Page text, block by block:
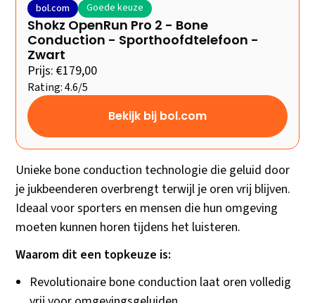
bol.com Goede keuze
Shokz OpenRun Pro 2 - Bone
Conduction - Sporthoofdtelefoon -
Zwart
Prijs: €179,00
Rating: 4.6/5
Bekijk bij bol.com
Unieke bone conduction technologie die geluid door
je jukbeenderen overbrengt terwijl je oren vrij blijven.
Ideaal voor sporters en mensen die hun omgeving
moeten kunnen horen tijdens het luisteren.
Waarom dit een topkeuze is:
Revolutionaire bone conduction laat oren volledig